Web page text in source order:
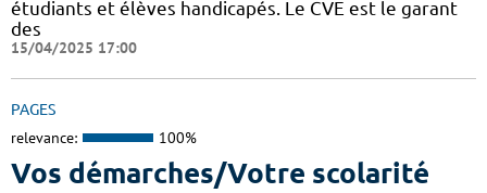
étudiants et élèves handicapés. Le CVE est le garant
des
15/04/2025 17:00
PAGES
relevance: 100%
Vos démarches/Votre scolarité